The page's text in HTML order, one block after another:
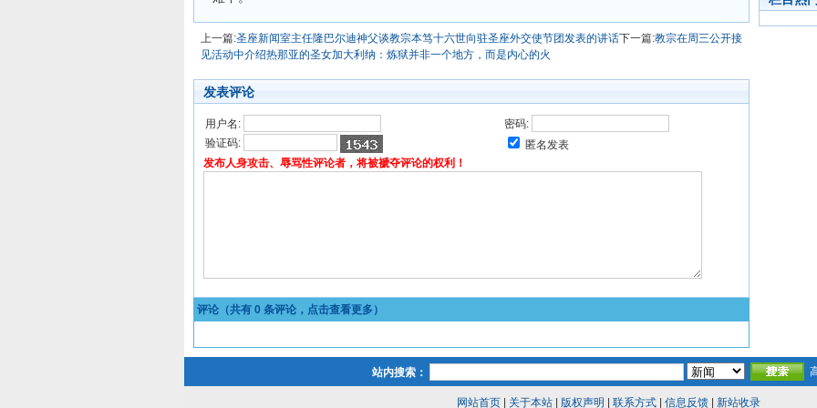
上一篇:圣座新闻室主任隆巴尔迪神父谈教宗本笃十六世向驻圣座外交使节团发表的讲话下一篇:教宗在周三公开接
见活动中介绍热那亚的圣女加大利纳：炼狱并非一个地方，而是内心的火
发表评论
用户名:
密码:
验证码:
匿名发表
发布人身攻击、辱骂性评论者，将被褫夺评论的权利！
评论（共有 0 条评论，点击查看更多）
站内搜索：
网站首页| 关于本站| 版权声明 联系方式| 信息反馈| 新站收录